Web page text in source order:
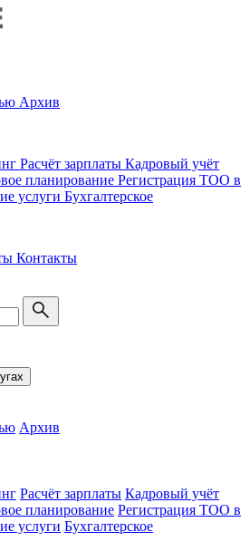
Архив
Расчёт зарплаты Кадровый учёт
планирование Регистрация ТОО в
услуги Бухгалтерское
Контакты
Архив
Расчёт зарплаты Кадровый учёт
планирование Регистрация ТОО в
услуги Бухгалтерское